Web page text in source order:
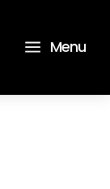
a Menu